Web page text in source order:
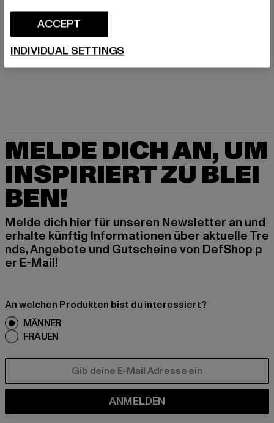
PFLEGEHINWEISE
LIEFERUNG & RÜCKGABE
MELDE DICH AN, UM
INSPIRIERT ZU BLEI
BEN!
Melde dich hier für unseren Newsletter an und
erhalte künftig Informationen über aktuelle Tre
nds, Angebote und Gutscheine von DefShop p
er E-Mail!
An welchen Produkten bist du interessiert?
MÄNNER
FRAUEN
ANMELDEN
ACCEPT
INDIVIDUAL SETTINGS